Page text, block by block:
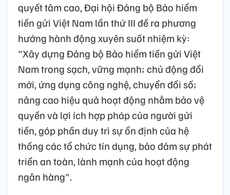
quyết tâm cao, Đại hội Đảng bộ Bảo hiểm
tiền gửi Việt Nam lần thứ III đề ra phương
hướng hành động xuyên suốt nhiệm kỳ:
"Xây dựng Đảng bộ Bảo hiểm tiền gửi Việt
Nam trong sạch, vững mạnh; chủ động đổi
mới, ứng dụng công nghệ, chuyển đổi số;
nâng cao hiệu quả hoạt động nhằm bảo vệ
quyền và lợi ích hợp pháp của người gửi
tiền, góp phần duy trì sự ổn định của hệ
thống các tổ chức tín dụng, bảo đảm sự phát
triển an toàn, lành mạnh của hoạt động
ngân hàng".